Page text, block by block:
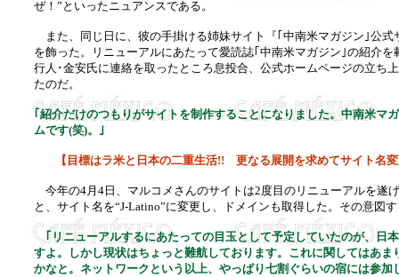
ぜ！”といったニュアンスである。
また、同じ日に、彼の手掛ける姉妹サイト『｢中南米マガジン｣公式
を飾った。リニューアルにあたって愛読誌｢中南米マガジン｣の紹介
行人･金安氏に連絡を取ったところ息投合、公式ホームページの立ち
たのだ。
｢紹介だけのつもりがサイトを制作することになりました。中南米マ
ムです(笑)。｣
【目標はラ米と日本の二重生活!! 更なる展開を求めてサイト名
今年の4月4日、マルコメさんのサイトは2度目のリニューアルを遂
と、サイト名を“J-Latino”に変更し、ドメインも取得した。その意図
｢リニューアルするにあたっての目玉として予定していたのが、日
すよ。しかし現状はちょっと難航しております。これに関してはあま
かなと。ネットワークという以上、やっぱり七割ぐらいの宿には参加